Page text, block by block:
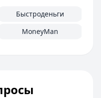
Быстроденьги
MoneyMan